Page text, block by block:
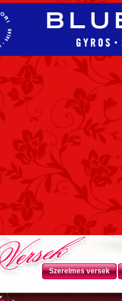
Szerelmes versek